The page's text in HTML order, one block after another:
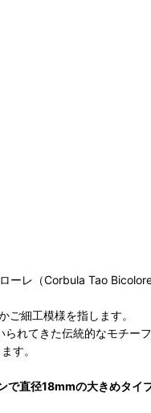
レ（Corbula Tao
ご細工模様を指します。
れてきた伝統的なモチーフ
す。
で直径18mmの大きめタイ